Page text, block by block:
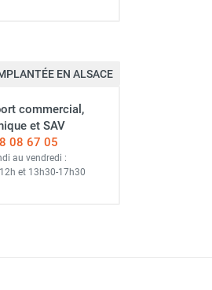
EN ALSACE
commercial,
et SAV
08 67 05
au vendredi :
et 13h30-17h30